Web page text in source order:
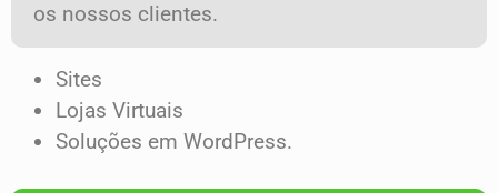
os nossos clientes.
Sites
Lojas Virtuais
Soluções em WordPress.